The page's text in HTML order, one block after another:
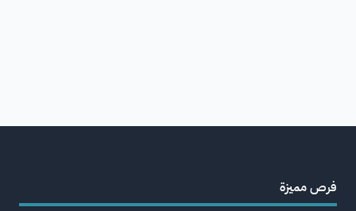
فرص مميزة